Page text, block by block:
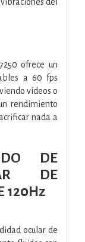
ofrece un
a 60 fps
vídeos o
rendimiento
nada a
DE
DE
120Hz
ocular de